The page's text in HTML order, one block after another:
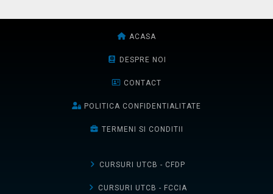
ACASA
DESPRE NOI
CONTACT
POLITICA CONFIDENTIALITATE
TERMENI SI CONDITII
CURSURI UTCB - CFDP
CURSURI UTCB - FCCIA